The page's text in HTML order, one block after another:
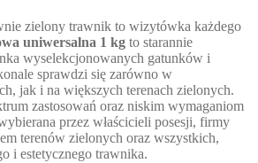
zielony trawnik to wizytówka każdego
uniwersalna 1 kg to starannie
wyselekcjonowanych gatunków i
sprawdzi się zarówno w
jak i na większych terenach zielonych.
zastosowań oraz niskim wymaganiom
przez właścicieli posesji, firmy
terenów zielonych oraz wszystkich,
i estetycznego trawnika.